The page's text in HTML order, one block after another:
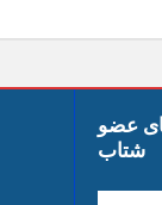
عضو
شتاب